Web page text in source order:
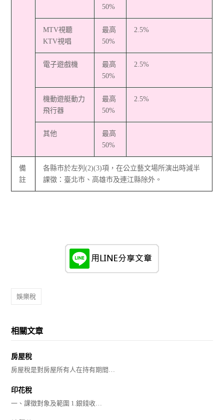
50%
MTV視聽
KTV視唱
最高
50%
2.5%
電子遊戲機
最高
50%
2.5%
機動遊艇動力
飛行器
最高
50%
2.5%
其他
最高
50%
備
註
各縣市於左列(2)(3)項，在公立藝文場所演出時減半
課徵：臺北市、高雄市及連江縣除外。
娛樂稅
相關文章
房屋稅
房屋稅是對房屋所有人在持有期間…
印花稅
一、課徵對象及範圍 1.銀錢收…